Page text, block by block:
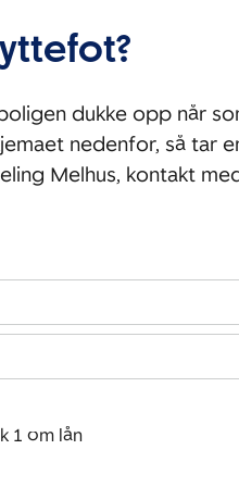
dukke opp når
nedenfor, så tar
Melhus, kontakt
1 om lån